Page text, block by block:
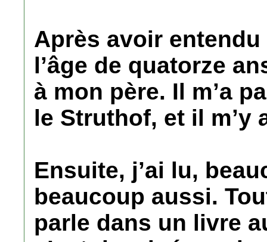
Après avoir
l’âge de quatorze
à mon père. Il m’a
le Struthof, et il m’y
Ensuite, j’ai lu,
beaucoup aussi.
parle dans un livre